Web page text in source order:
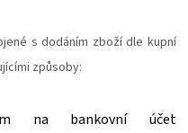
s dodáním zboží dle kupní
způsoby:
na bankovní účet